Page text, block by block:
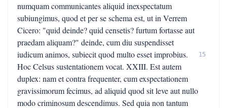
numquam communicantes aliquid inexspectatum
subiungimus, quod et per se schema est, ut in Verrem
Cicero: "quid deinde? quid censetis? furtum fortasse aut
praedam aliquam?" deinde, cum diu suspendisset
iudicum animos, subiecit quod multo esset improbius.
Hoc Celsus sustentationem vocat. XXIII. Est autem
duplex: nam et contra frequenter, cum exspectationem
gravissimorum fecimus, ad aliquid quod sit leve aut nullo
modo criminosum descendimus. Sed quia non tantum
15